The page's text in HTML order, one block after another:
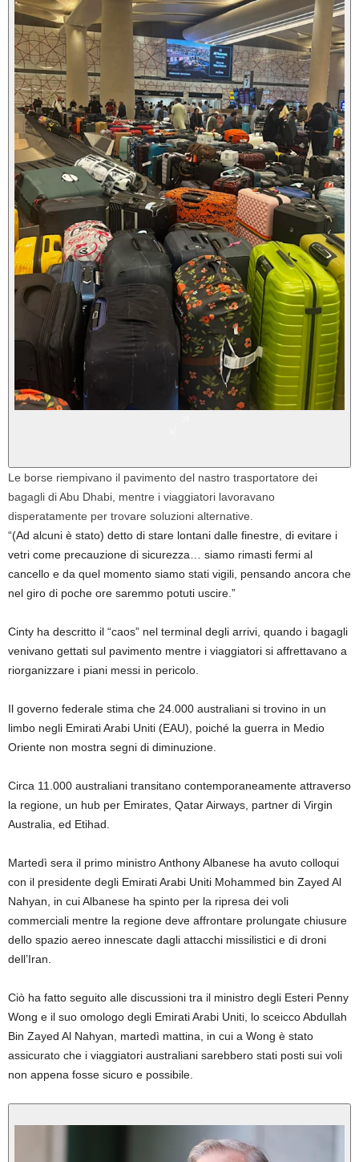
Le borse riempivano il pavimento del nastro trasportatore dei
bagagli di Abu Dhabi, mentre i viaggiatori lavoravano
disperatamente per trovare soluzioni alternative.
“(Ad alcuni è stato) detto di stare lontani dalle finestre, di evitare i
vetri come precauzione di sicurezza… siamo rimasti fermi al
cancello e da quel momento siamo stati vigili, pensando ancora che
nel giro di poche ore saremmo potuti uscire.”
Cinty ha descritto il “caos” nel terminal degli arrivi, quando i bagagli
venivano gettati sul pavimento mentre i viaggiatori si affrettavano a
riorganizzare i piani messi in pericolo.
Il governo federale stima che 24.000 australiani si trovino in un
limbo negli Emirati Arabi Uniti (EAU), poiché la guerra in Medio
Oriente non mostra segni di diminuzione.
Circa 11.000 australiani transitano contemporaneamente attraverso
la regione, un hub per Emirates, Qatar Airways, partner di Virgin
Australia, ed Etihad.
Martedì sera il primo ministro Anthony Albanese ha avuto colloqui
con il presidente degli Emirati Arabi Uniti Mohammed bin Zayed Al
Nahyan, in cui Albanese ha spinto per la ripresa dei voli
commerciali mentre la regione deve affrontare prolungate chiusure
dello spazio aereo innescate dagli attacchi missilistici e di droni
dell’Iran.
Ciò ha fatto seguito alle discussioni tra il ministro degli Esteri Penny
Wong e il suo omologo degli Emirati Arabi Uniti, lo sceicco Abdullah
Bin Zayed Al Nahyan, martedì mattina, in cui a Wong è stato
assicurato che i viaggiatori australiani sarebbero stati posti sui voli
non appena fosse sicuro e possibile.